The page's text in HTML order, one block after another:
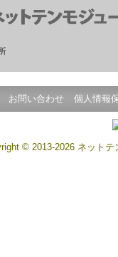
お問い合わせ 個人情報
© 2013-2026 ネット